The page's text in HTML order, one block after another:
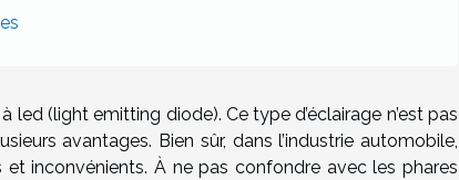
led (light emitting diode). Ce type d’éclairage n’est pas
avantages. Bien sûr, dans l’industrie automobile,
inconvénients. À ne pas confondre avec les phares